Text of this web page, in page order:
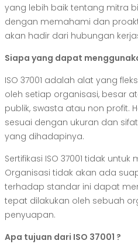
yang lebih baik tentang mitra
dengan memahami dan
akan hadir dari hubungan
Siapa yang dapat
ISO 37001 adalah alat yang
oleh setiap organisasi, besar
publik, swasta atau non profit.
sesuai dengan ukuran dan
yang dihadapinya.
Sertifikasi ISO 37001 tidak
Organisasi tidak akan ada
terhadap standar ini dapat
tepat dilakukan oleh sebuah
penyuapan.
Apa tujuan dari ISO 37001 ?